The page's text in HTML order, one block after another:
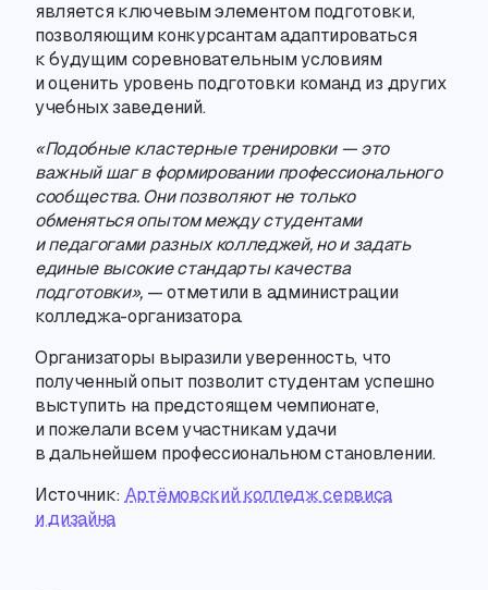
является ключевым элементом подготовки,
позволяющим конкурсантам адаптироваться
к будущим соревновательным условиям
и оценить уровень подготовки команд из других
учебных заведений.
«Подобные кластерные тренировки — это
важный шаг в формировании профессионального
сообщества. Они позволяют не только
обменяться опытом между студентами
и педагогами разных колледжей, но и задать
единые высокие стандарты качества
подготовки», — отметили в администрации
колледжа-организатора.
Организаторы выразили уверенность, что
полученный опыт позволит студентам успешно
выступить на предстоящем чемпионате,
и пожелали всем участникам удачи
в дальнейшем профессиональном становлении.
Источник: Артёмовский колледж сервиса
и дизайна